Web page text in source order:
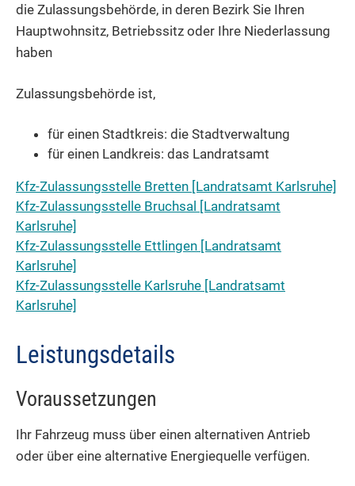
die Zulassungsbehörde, in deren Bezirk Sie Ihren
Hauptwohnsitz, Betriebssitz oder Ihre Niederlassung
haben
Zulassungsbehörde ist,
für einen Stadtkreis: die Stadtverwaltung
für einen Landkreis: das Landratsamt
Kfz-Zulassungsstelle Bretten [Landratsamt Karlsruhe]
Kfz-Zulassungsstelle Bruchsal [Landratsamt
Karlsruhe]
Kfz-Zulassungsstelle Ettlingen [Landratsamt
Karlsruhe]
Kfz-Zulassungsstelle Karlsruhe [Landratsamt
Karlsruhe]
Leistungsdetails
Voraussetzungen
Ihr Fahrzeug muss über einen alternativen Antrieb
oder über eine alternative Energiequelle verfügen.